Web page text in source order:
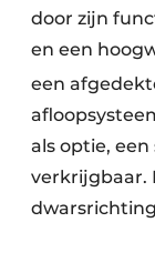
door zijn
en een
een
als optie,
verkrijgbaar.